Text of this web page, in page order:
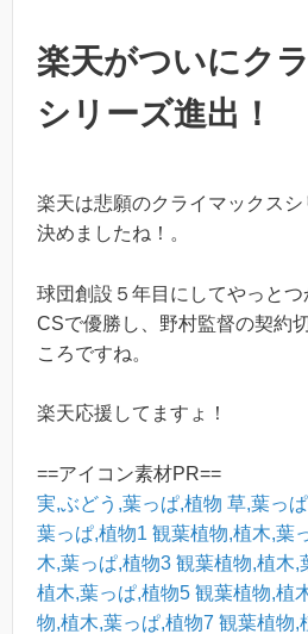
楽天がついにク
シリーズ進出！
楽天は悲願のクライマックス
決めましたね！。
球団創設５年目にしてやっとつ
CSで優勝し、野村監督の契約
ころですね。
楽天応援してますょ！
==アイコン素材PR==
実,ぶどう,葉っぱ,植物 草,葉っ
葉っぱ,植物1 観葉植物,植木,葉
木,葉っぱ,植物3 観葉植物,植木,
植木,葉っぱ,植物5 観葉植物,植
物,植木,葉っぱ,植物7 観葉植物,